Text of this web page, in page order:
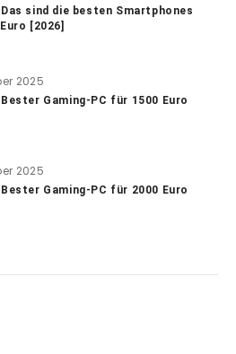
sind die besten Smartphones
[2026]
2025
Gaming-PC für 1500 Euro
2025
Gaming-PC für 2000 Euro